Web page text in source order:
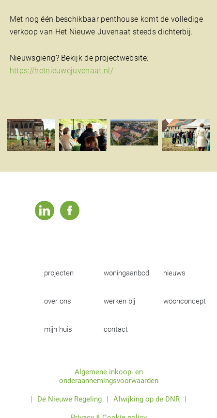
Met nog één beschikbaar penthouse komt de volledige
verkoop van Het Nieuwe Juvenaat steeds dichterbij.
Nieuwsgierig? Bekijk de projectwebsite:
https://hetnieuwejuvenaat.nl/
linkedinfacebook
projecten woningaanbod nieuws
over ons werken bij woonconcept
mijn huis contact
Algemene inkoop- en
onderaannemingsvoorwaarden
| De Nieuwe Regeling | Afwijking op de DNR |